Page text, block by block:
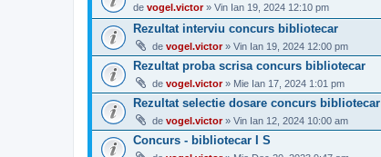
de vogel.victor» Vin Ian 19, 2024 12:10 pm
Rezultat interviu concurs bibliotecar
de vogel.victor» Vin Ian 19, 2024 12:00 pm
Rezultat proba scrisa concurs bibliotecar
de vogel.victor» Mie Ian 17, 2024 1:01 pm
Rezultat selectie dosare concurs bibliotecar
de vogel.victor» Vin Ian 12, 2024 10:00 am
Concurs - bibliotecar I S